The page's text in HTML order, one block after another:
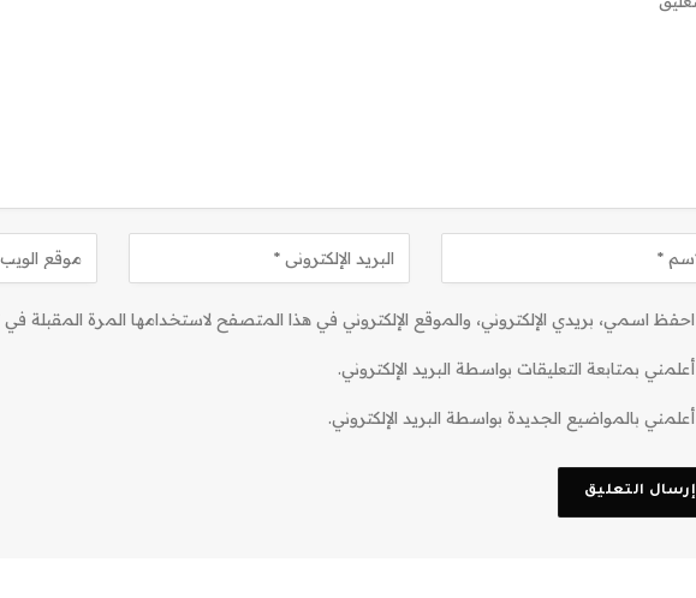
احفظ اسمي، بريدي الإلكتروني، والموقع الإلكتروني في هذا المتصفح لاستخدامها المرة المقبلة في
أعلمني بمتابعة التعليقات بواسطة البريد الإلكتروني.
أعلمني بالمواضيع الجديدة بواسطة البريد الإلكتروني.